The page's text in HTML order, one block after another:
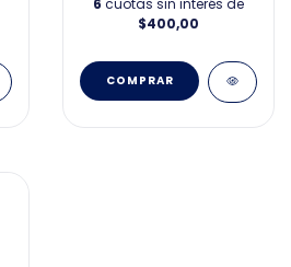
6 cuotas sin interés de
$400,00